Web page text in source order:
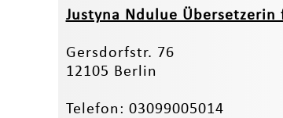
Justyna Ndulue Übersetzerin
Gersdorfstr. 76
12105 Berlin
Telefon: 03099005014